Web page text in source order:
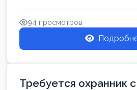
Свежие вакансии в Нетании
94 просмотров
Требуется охранник